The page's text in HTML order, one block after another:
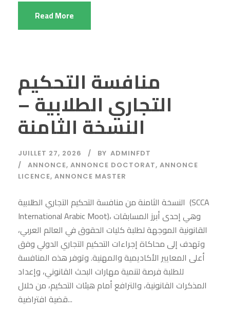
Read More
منافسة التحكيم
التجاري الطلابية –
النسخة الثامنة
JUILLET 27, 2026 BY ADMINFDT
ANNONCE, ANNONCE DOCTORAT, ANNONCE
LICENCE, ANNONCE MASTER
النسخة الثامنة من منافسة التحكيم التجاري الطلابية (SCCA
International Arabic Moot)، وهي إحدى أبرز المسابقات
القانونية الموجهة لطلبة كليات الحقوق في العالم العربي،
وتهدف إلى محاكاة إجراءات التحكيم التجاري الدولي وفق
أعلى المعايير الأكاديمية والمهنية. وتوفر هذه المنافسة
للطلبة فرصة لتنمية مهارات البحث القانوني، وإعداد
المذكرات القانونية، والترافع أمام هيئات التحكيم، من خلال
قضية افتراضية...